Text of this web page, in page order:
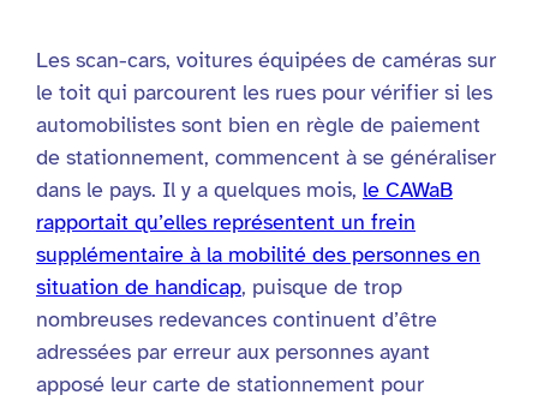
Les scan-cars, voitures équipées de caméras sur
le toit qui parcourent les rues pour vérifier si les
automobilistes sont bien en règle de paiement
de stationnement, commencent à se généraliser
dans le pays. Il y a quelques mois, le CAWaB
rapportait qu’elles représentent un frein
supplémentaire à la mobilité des personnes en
situation de handicap, puisque de trop
nombreuses redevances continuent d’être
adressées par erreur aux personnes ayant
apposé leur carte de stationnement pour